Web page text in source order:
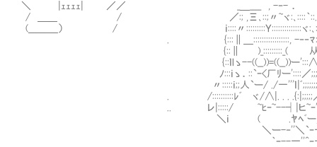
＼ |ｪｪｪｪ| ／／ _＿____ , -‐- ．
/ ＿＿ / ／:; ,Ξ､::;〃~ヾ:､::::｀::...
(＿＿＿） / ｉ::::〃:::::::::Ｙ::::::::::::::ヾ:､
. {:::∥＿:::::::::::::::::, -‐‐ﾏ
{::∥ )_:::::::::_( 从
{::ｌlゝ--((__))=((__))ー
ﾉ:::ｉゝ．::`ｰ<厂ﾘー'::::／
〃:::::ｉ;;人`ー/ ./一'''ｌ|ﾞ;;;;;;;;;;人
. /::::::::::ﾚﾞ ヾ/∧|. . . .{:|;;;;;／~フ＼
.. レ|:::::/ ~ﾋｰ~--┤|ヒ~ｰ''ﾞ:､ ﾄ､
＼ｉ ( .ﾔﾍﾞー,ﾉソﾉ;;;).
＼ー-‐''＼`ｰ一'ﾞ
｀ｰ--一''^ｰ一